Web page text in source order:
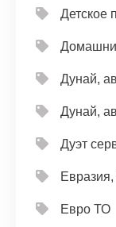
Детское
Дунай,
Дунай,
Дуэт
Евро ТО